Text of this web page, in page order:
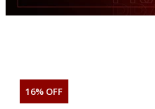
16% OFF